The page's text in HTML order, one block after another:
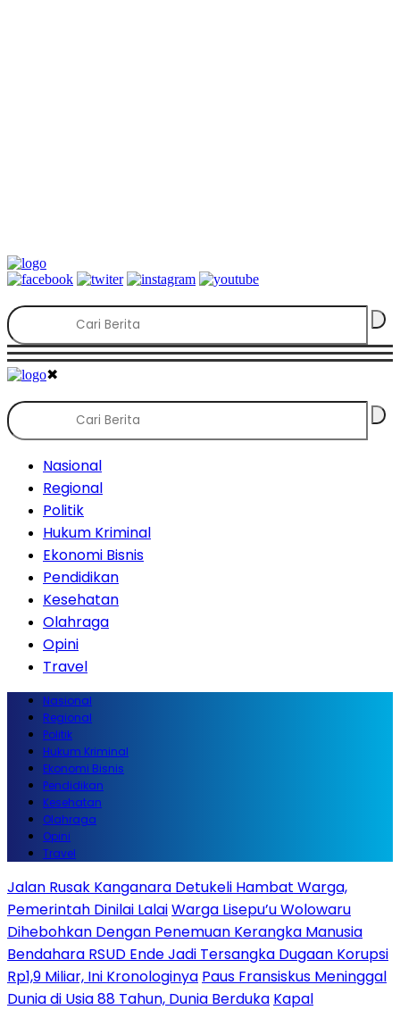
✖
Nasional
Regional
Politik
Hukum Kriminal
Ekonomi Bisnis
Pendidikan
Kesehatan
Olahraga
Opini
Travel
Nasional
Regional
Politik
Hukum Kriminal
Ekonomi Bisnis
Pendidikan
Kesehatan
Olahraga
Opini
Travel
Jalan Rusak Kanganara Detukeli Hambat Warga,
Pemerintah Dinilai LalaiWarga Lisepu’u Wolowaru
Dihebohkan Dengan Penemuan Kerangka Manusia
Bendahara RSUD Ende Jadi Tersangka Dugaan Korupsi
Rp1,9 Miliar, Ini Kronologinya Paus Fransiskus Meninggal
Dunia di Usia 88 Tahun, Dunia Berduka Kapal